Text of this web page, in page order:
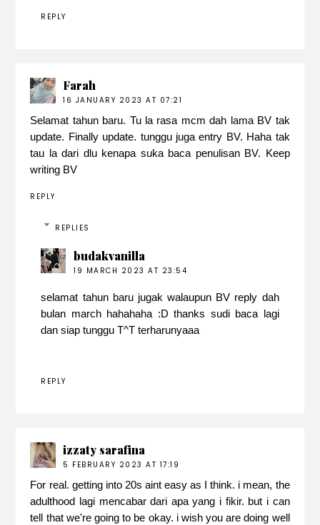
REPLY
Farah
16 JANUARY 2023 AT 07:21
Selamat tahun baru. Tu la rasa mcm dah lama BV tak
update. Finally update. tunggu juga entry BV. Haha tak
tau la dari dlu kenapa suka baca penulisan BV. Keep
writing BV
REPLY
REPLIES
budakvanilla
19 MARCH 2023 AT 23:54
selamat tahun baru jugak walaupun BV reply dah
bulan march hahahaha :D thanks sudi baca lagi
dan siap tunggu T^T terharunyaaa
REPLY
izzaty sarafina
5 FEBRUARY 2023 AT 17:19
For real. getting into 20s aint easy as I think. i mean, the
adulthood lagi mencabar dari apa yang i fikir. but i can
tell that we're going to be okay. i wish you are doing well